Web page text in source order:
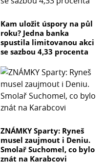
Kam uložit úspory na půl
roku? Jedna banka
spustila limitovanou akci
se sazbou 4,33 procenta
ZNÁMKY Sparty: Ryneš
musel zaujmout i Deniu.
Smolař Suchomel, co bylo
znát na Karabcovi